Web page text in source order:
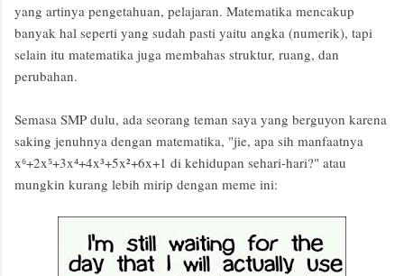
yang artinya pengetahuan, pelajaran. Matematika mencakup
banyak hal seperti yang sudah pasti yaitu angka (numerik), tapi
selain itu matematika juga membahas struktur, ruang, dan
perubahan.
Semasa SMP dulu, ada seorang teman saya yang berguyon karena
saking jenuhnya dengan matematika, "jie, apa sih manfaatnya
x⁶+2x⁵+3x⁴+4x³+5x²+6x+1 di kehidupan sehari-hari?" atau
mungkin kurang lebih mirip dengan meme ini: